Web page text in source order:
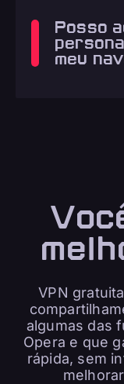
Posso
meu
VPN
algumas das
Opera e que
rápida, sem